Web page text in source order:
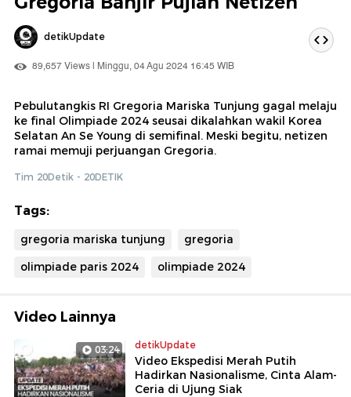
detikUpdate
89,657 Views | Minggu, 04 Agu 2024 16:45 WIB
Pebulutangkis RI Gregoria Mariska Tunjung gagal melaju
ke final Olimpiade 2024 seusai dikalahkan wakil Korea
Selatan An Se Young di semifinal. Meski begitu, netizen
ramai memuji perjuangan Gregoria.
Tim 20Detik - 20DETIK
Tags:
gregoria mariska tunjung
gregoria
olimpiade paris 2024
olimpiade 2024
Video Lainnya
03:24 detikUpdate
Video Ekspedisi Merah Putih
Hadirkan Nasionalisme, Cinta Alam-
Ceria di Ujung Siak